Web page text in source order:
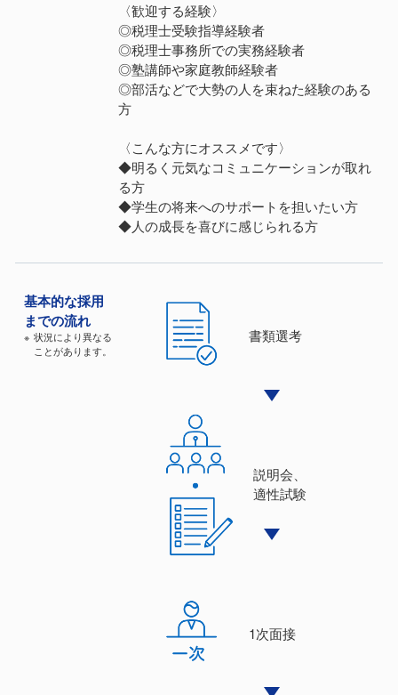
〈歓迎する経験〉
◎税理士受験指導経験者
◎税理士事務所での実務経験者
◎塾講師や家庭教師経験者
◎部活などで大勢の人を束ねた経験のある
方
〈こんな方にオススメです〉
◆明るく元気なコミュニケーションが取れ
る方
◆学生の将来へのサポートを担いたい方
◆人の成長を喜びに感じられる方
基本的な採⽤
までの流れ
状況により異なる
ことがあります。
書類選考
説明会、
適性試験
1次⾯接